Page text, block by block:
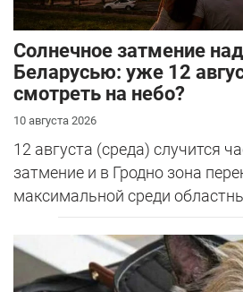
Солнечное затмение
Беларусью: уже 12
смотреть на небо?
10 августа 2026
12 августа (среда) случится
затмение и в Гродно зона
максимальной среди